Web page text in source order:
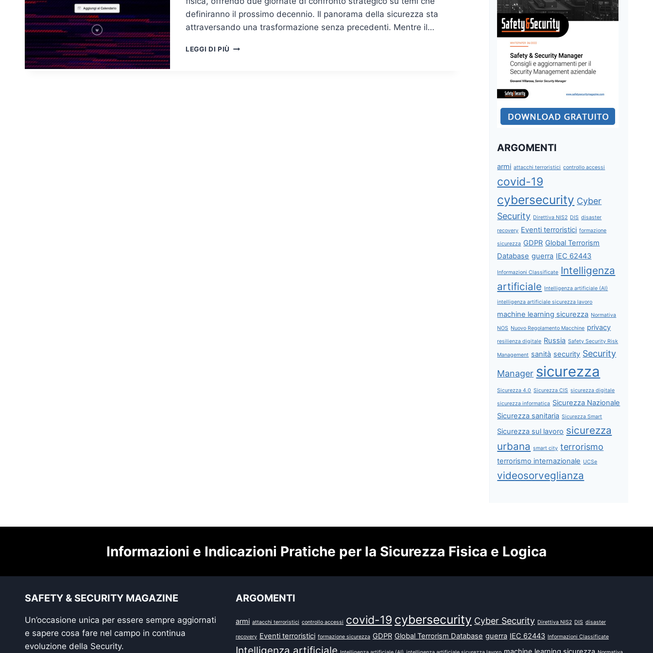
definiranno il prossimo decennio. Il panorama della sicurezza sta
attraversando una trasformazione senza precedenti. Mentre il…
LEGGI DI PIÙ FORUM
ARGOMENTI
armi attacchi terroristici controllo accessi
covid-19
cybersecurity Cyber
Security Direttiva NIS2 DIS disaster
recovery Eventi terroristici formazione
sicurezza GDPR Global Terrorism
Database guerra IEC 62443
Informazioni Classificate Intelligenza
artificiale Intelligenza artificiale (AI)
intelligenza artificiale sicurezza lavoro
machine learning sicurezza Normativa
NOS Nuovo Regolamento Macchine privacy
resilienza digitale Russia Safety Security Risk
Management sanità security Security
Manager sicurezza
Sicurezza 4.0 Sicurezza CIS sicurezza digitale
sicurezza informatica Sicurezza Nazionale
Sicurezza sanitaria Sicurezza Smart
Sicurezza sul lavoro sicurezza
urbana smart city terrorismo
terrorismo internazionale UCSe
videosorveglianza
Informazioni e Indicazioni Pratiche per la Sicurezza Fisica e Logica
SAFETY & SECURITY MAGAZINE
Un’occasione unica per essere sempre aggiornati
e sapere cosa fare nel campo in continua
evoluzione della Security.
ARGOMENTI
armi attacchi terroristici controllo accessi covid-19 cybersecurity Cyber Security Direttiva NIS2 DIS disaster
recovery Eventi terroristici formazione sicurezza GDPR Global Terrorism Database guerra IEC 62443 Informazioni Classificate
Intelligenza artificiale